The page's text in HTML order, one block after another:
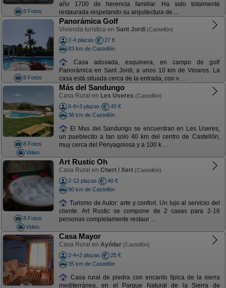
8 Fotos
año 1700 de herencia familiar. Ha sido totalmente
restaurada respetando su arquitectura de ...
8 Fotos
Panorámica Golf
Vivienda turística en Sant Jordi (Castellón)
2-4 plazas
27 €
83 km de Castellón
Casa adosada, esquinera, en campo de golf
Panorámica en Sant Jordi, a unos 10 km de Vinaros. La
casa está situada cerca de la entrada, con v ...
8 Fotos
Video
Más del Sandungo
Casa Rural en Les Useres (Castellón)
6-8+3 plazas
40 €
38 km de Castellón
El Mas del Sandungo se encuentran en Les Useres,
un pueblecito a tan solo 40 km del centro de Castellón,
muy cerca del Penyagolosa y a 100 k ...
8 Fotos
Video
Art Rustic Oh
Casa Rural en Chert / Xert (Castellón)
2-12 plazas
40 €
80 km de Castellón
Turismo de Autor: arte y confort. Un lujo al servicio del
cliente. Art Rustic se compone de 2 casas para 2-16
personas completamente restaur ...
Casa Mayor
Casa Rural en Ayódar (Castellón)
2-4+2 plazas
25 €
35 km de Castellón
Casa rural de piedra con encanto típica de la sierra
mediterránea, en el Parque Natural de la Sierra de